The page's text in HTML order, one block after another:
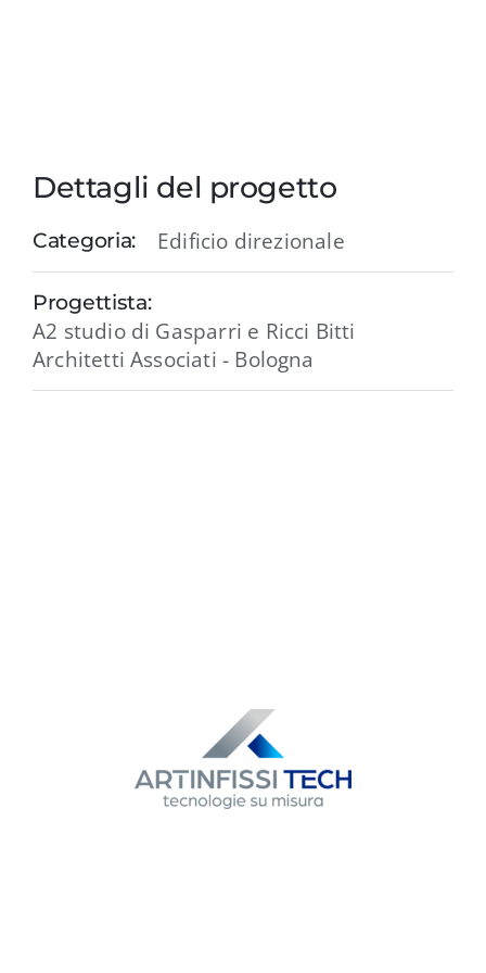
Dettagli del progetto
Categoria: Edificio direzionale
Progettista:
A2 studio di Gasparri e Ricci Bitti
Architetti Associati - Bologna